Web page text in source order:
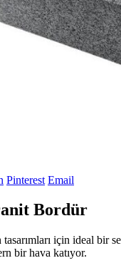
Pinterest Email
Bordür
tasarımları için ideal bir
bir hava katıyor.